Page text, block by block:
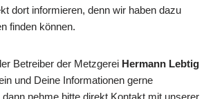
dort informieren, denn wir haben dazu
finden können.
Betreiber der Metzgerei Hermann Lebtig
und Deine Informationen gerne
dann nehme bitte direkt Kontakt mit unserer